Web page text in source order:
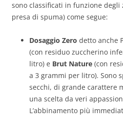
sono classificati in funzione
presa di spuma) come segue:
Dosaggio Zero detto anche
(con residuo zuccherino
litro) e Brut Nature (con
a 3 grammi per litro). Sono
secchi, di grande carattere
una scelta da veri
L’abbinamento più